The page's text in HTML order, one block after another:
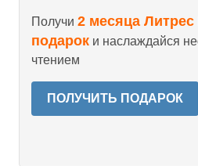
Получи 2 месяца
подарок и наслаждайся
чтением
ПОЛУЧИТЬ ПОДАРОК